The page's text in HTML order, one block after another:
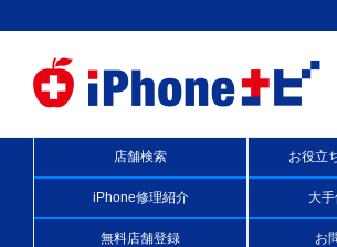
店舗検索 お役立
iPhone修理紹介 大
無料店舗登録 お